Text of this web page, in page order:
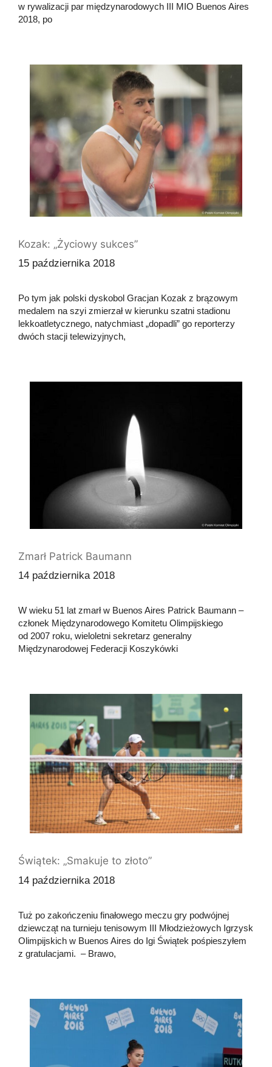
w rywalizacji par międzynarodowych III MIO Buenos Aires
2018, po
Kozak: „Życiowy sukces”
15 października 2018
Po tym jak polski dyskobol Gracjan Kozak z brązowym
medalem na szyi zmierzał w kierunku szatni stadionu
lekkoatletycznego, natychmiast „dopadli” go reporterzy
dwóch stacji telewizyjnych,
Zmarł Patrick Baumann
14 października 2018
W wieku 51 lat zmarł w Buenos Aires Patrick Baumann –
członek Międzynarodowego Komitetu Olimpijskiego
od 2007 roku, wieloletni sekretarz generalny
Międzynarodowej Federacji Koszykówki
Świątek: „Smakuje to złoto”
14 października 2018
Tuż po zakończeniu finałowego meczu gry podwójnej
dziewcząt na turnieju tenisowym III Młodzieżowych Igrzysk
Olimpijskich w Buenos Aires do Igi Świątek pośpieszyłem
z gratulacjami. – Brawo,